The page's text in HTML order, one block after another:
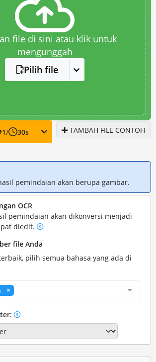
file di sini atau klik untuk
mengunggah
Pilih file
1/ 30s TAMBAH FILE CONTOH
pemindaian akan berupa gambar.
OCR
pemindaian akan dikonversi menjadi
diedit.
file Anda
pilih semua bahasa yang ada di